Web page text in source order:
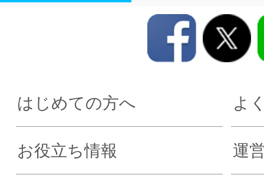
はじめての方へ よ
お役立ち情報 運